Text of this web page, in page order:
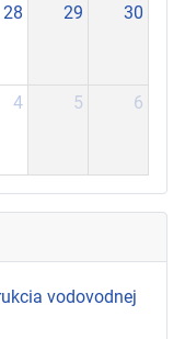
28 29 30
4 5 6
vodovodnej